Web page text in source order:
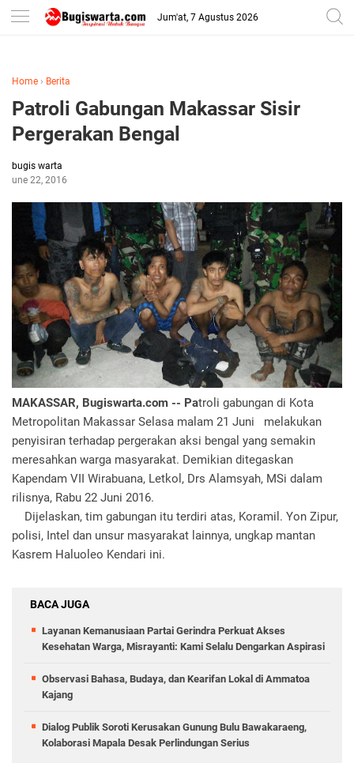
-->
Jum'at, 7 Agustus 2026
Home › Berita
Patroli Gabungan Makassar Sisir
Pergerakan Bengal
bugis warta
June 22, 2016
MAKASSAR, Bugiswarta.com -- Pa‎troli gabungan di Kota
Metropolitan Makassar Selasa malam 21 Juni melakukan
penyisiran terhadap pergerakan aksi bengal yang semakin
meresahkan warga masyarakat. Demikian ditegaskan
Kapendam VII Wirabuana, Letkol, Drs Alamsyah, MSi dalam
rilisnya, Rabu 22 Juni 2016.
Dijelaskan, tim gabungan itu terdiri atas, Koramil. Yon Zipur,
polisi, Intel dan unsur masyarakat lainnya, ungkap mantan
Kasrem Haluoleo Kendari ini.
BACA JUGA
Layanan Kemanusiaan Partai Gerindra Perkuat Akses
Kesehatan Warga, Misrayanti: Kami Selalu Dengarkan Aspirasi
Observasi Bahasa, Budaya, dan Kearifan Lokal di Ammatoa
Kajang
Dialog Publik Soroti Kerusakan Gunung Bulu Bawakaraeng,
Kolaborasi Mapala Desak Perlindungan Serius